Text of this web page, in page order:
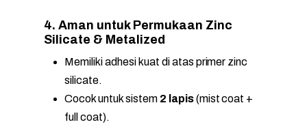
4. Aman untuk Permukaan Zinc
Silicate & Metalized
Memiliki adhesi kuat di atas primer zinc
silicate.
Cocok untuk sistem 2 lapis(mist coat +
full coat).